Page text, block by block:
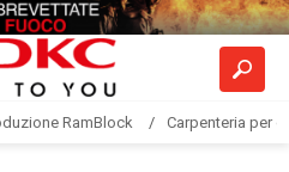
RamBlock Carpenteria per